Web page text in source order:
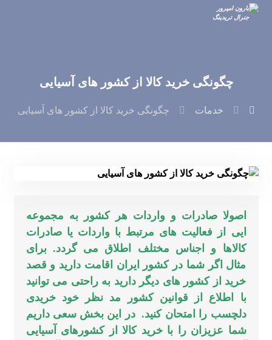
چگونگی خرید کالا از کشور های آسیایی
خدمات چگونگی خرید کالا از کشور های آسیایی
اصولا صادرات و واردات هر کشور به مجموعه
ایی از فعالیت های مرتبط با واردات یا صادرات
کالاها و اجناس مختلف اطلاق می گردد. برای
مثال اگر شما در کشور ایران اقامت دارید و قصد
خرید از کشور های دیگر دارید به راحتی می توانید
با اطلاع از قوانین کشور مد نظر خود خریدی
دلچسب را امتحان کنید. در این بخش سعی داریم
شما عزیزان را با خرید کالا از کشورهای آسیایی